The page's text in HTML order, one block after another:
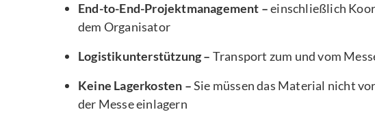
End-to-End-Projektmanagement –einschließlich
dem Organisator
Logistikunterstützung – Transport zum und vom
Keine Lagerkosten –Sie müssen das Material nicht
der Messe einlagern